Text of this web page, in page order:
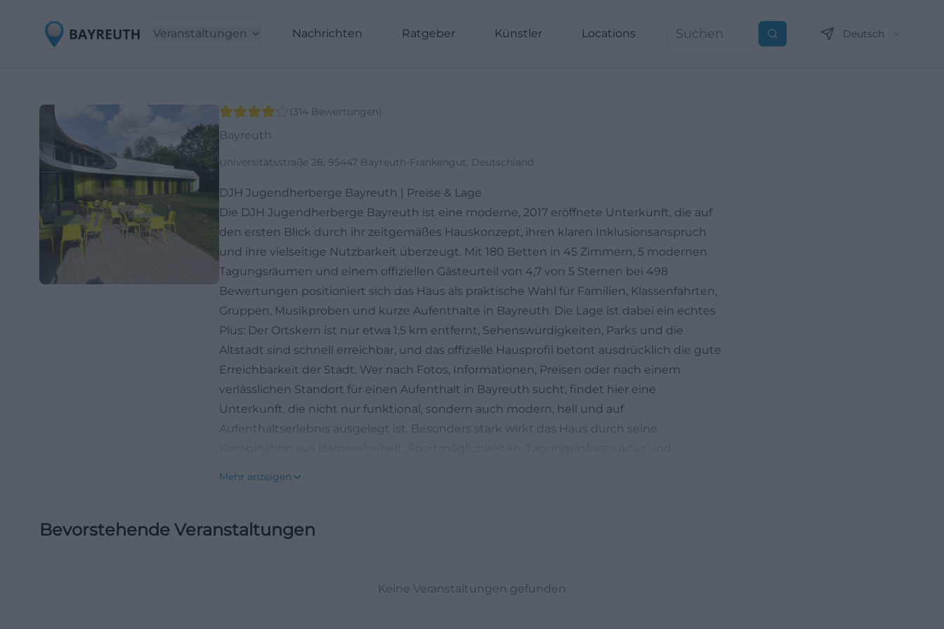
Veranstaltungen Nachrichten Ratgeber Künstler Locations Suchen Deutsch
(314 Bewertungen)
Bayreuth
Universitätsstraße 28, 95447 Bayreuth-Frankengut, Deutschland
DJH Jugendherberge Bayreuth | Preise & Lage
Die DJH Jugendherberge Bayreuth ist eine moderne, 2017 eröffnete Unterkunft, die auf
den ersten Blick durch ihr zeitgemäßes Hauskonzept, ihren klaren Inklusionsanspruch
und ihre vielseitige Nutzbarkeit überzeugt. Mit 180 Betten in 45 Zimmern, 5 modernen
Tagungsräumen und einem offiziellen Gästeurteil von 4,7 von 5 Sternen bei 498
Bewertungen positioniert sich das Haus als praktische Wahl für Familien, Klassenfahrten,
Gruppen, Musikproben und kurze Aufenthalte in Bayreuth. Die Lage ist dabei ein echtes
Plus: Der Ortskern ist nur etwa 1,5 km entfernt, Sehenswürdigkeiten, Parks und die
Altstadt sind schnell erreichbar, und das offizielle Hausprofil betont ausdrücklich die gute
Erreichbarkeit der Stadt. Wer nach Fotos, Informationen, Preisen oder nach einem
verlässlichen Standort für einen Aufenthalt in Bayreuth sucht, findet hier eine
Unterkunft, die nicht nur funktional, sondern auch modern, hell und auf
Aufenthaltserlebnis ausgelegt ist. Besonders stark wirkt das Haus durch seine
([jugendherberge.de]
Die offizielle Adresse der DJH Jugendherberge Bayreuth lautet Universitätsstraße 28,
Mehr anzeigen
Bevorstehende Veranstaltungen
Keine Veranstaltungen gefunden